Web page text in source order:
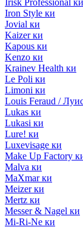
Irisk Professional ки
Iron Style ки
Jovial ки
Kaizer ки
Kapous ки
Kenzo ки
Krainev Health ки
Le Poli ки
Limoni ки
Louis Feraud /
Lukas ки
Lukasi ки
Lure! ки
Luxevisage ки
Make Up Factory
Malva ки
MaXmar ки
Meizer ки
Mertz ки
Messer & Nagel ки
Mi-Ri-Ne ки